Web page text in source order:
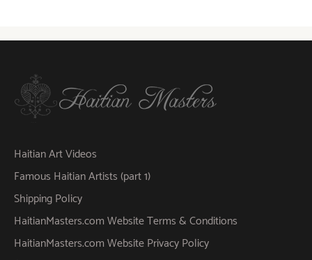
Haitian Art Videos
Famous Haitian Artists (part 1)
Shipping Policy
HaitianMasters.com Website Terms & Conditions
HaitianMasters.com Website Privacy Policy